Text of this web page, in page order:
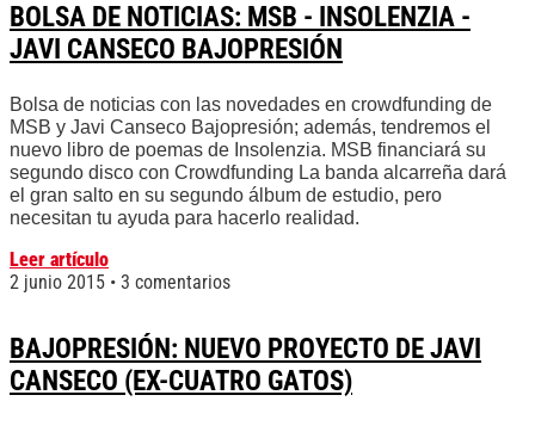
BOLSA DE NOTICIAS: MSB - INSOLENZIA -
JAVI CANSECO BAJOPRESIÓN
Bolsa de noticias con las novedades en crowdfunding de
MSB y Javi Canseco Bajopresión; además, tendremos el
nuevo libro de poemas de Insolenzia. MSB financiará su
segundo disco con Crowdfunding La banda alcarreña dará
el gran salto en su segundo álbum de estudio, pero
necesitan tu ayuda para hacerlo realidad.
Leer artículo
2 junio 2015
3 comentarios
BAJOPRESIÓN: NUEVO PROYECTO DE JAVI
CANSECO (EX-CUATRO GATOS)